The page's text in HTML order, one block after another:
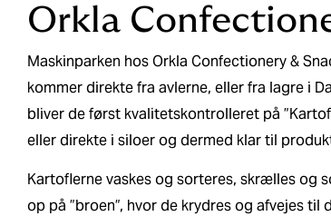
Orkla
Maskinparken hos Orkla Confectionery &
kommer direkte fra avlerne, eller fra lagre i
bliver de først kvalitetskontrolleret på
eller direkte i siloer og dermed klar til
Kartoflerne vaskes og sorteres, skrælles og
op på ”broen”, hvor de krydres og afvejes